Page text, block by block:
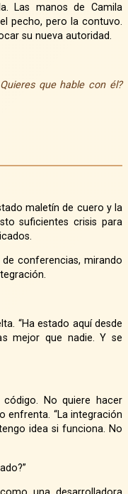
pecho, pero la contuvo.
su nueva autoridad.
que hable con él?
suficientes crisis para
mejor que nadie. Y se
enfrenta. “La integración
idea si funciona. No